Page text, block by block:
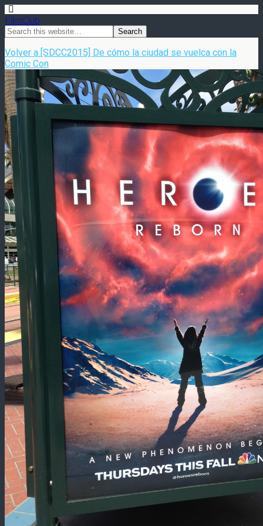
FilmClub
Volver a [SDCC2015] De cómo la ciudad se vuelca con la
Comic Con